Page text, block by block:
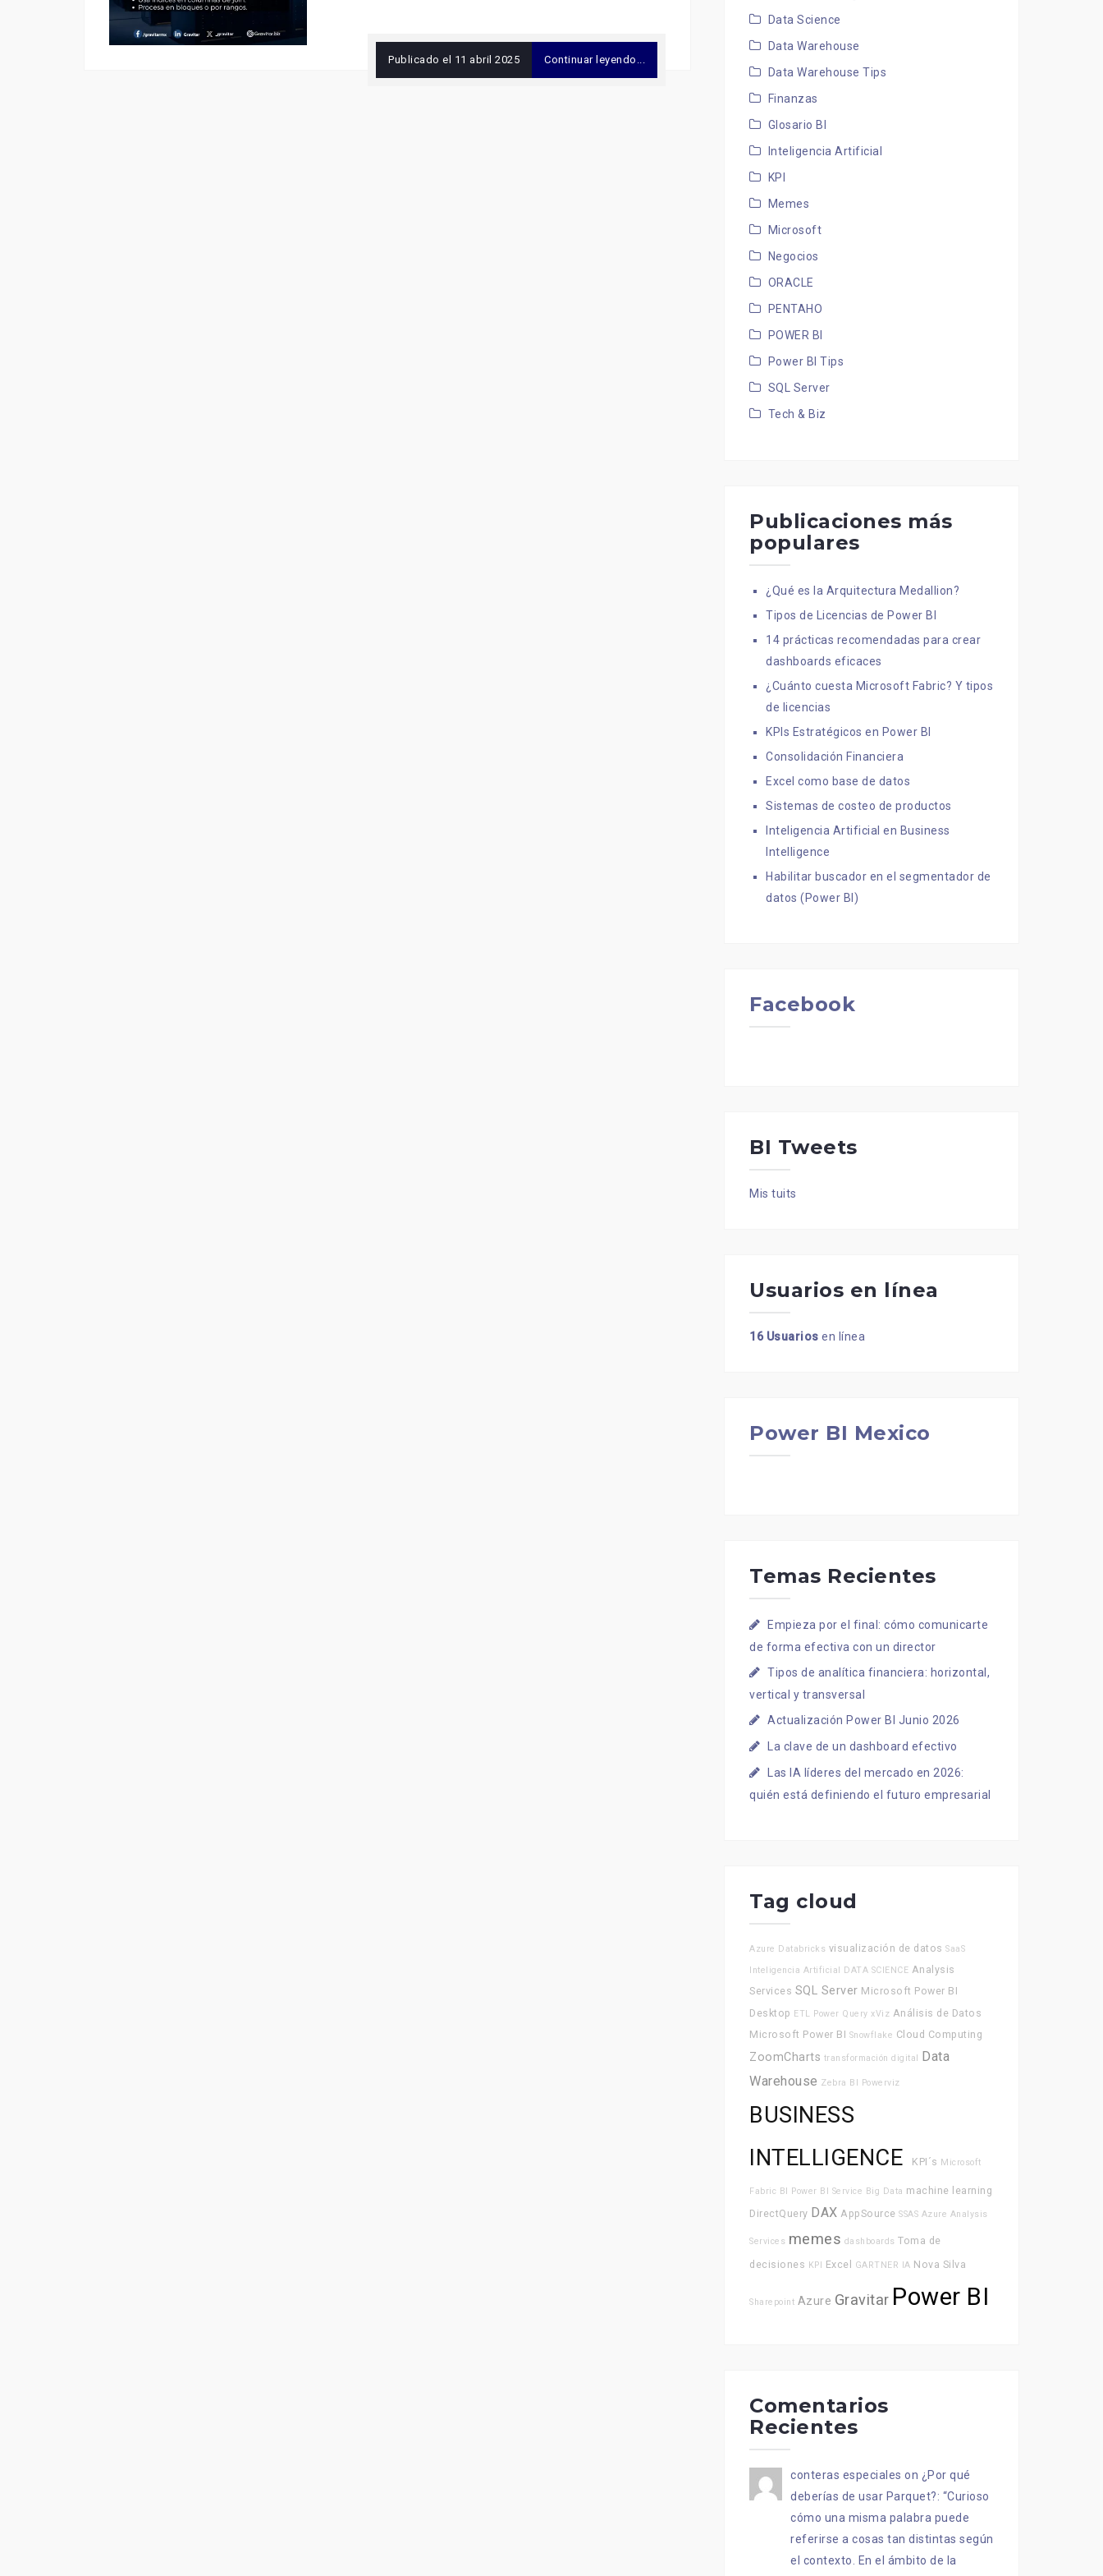
Publicado el 11 abril 2025 Continuar leyendo...
Data Science
Data Warehouse
Data Warehouse Tips
Finanzas
Glosario BI
Inteligencia Artificial
KPI
Memes
Microsoft
Negocios
ORACLE
PENTAHO
POWER BI
Power BI Tips
SQL Server
Tech & Biz
Publicaciones más
populares
¿Qué es la Arquitectura Medallion?
Tipos de Licencias de Power BI
14 prácticas recomendadas para crear
dashboards eficaces
¿Cuánto cuesta Microsoft Fabric? Y tipos
de licencias
KPIs Estratégicos en Power BI
Consolidación Financiera
Excel como base de datos
Sistemas de costeo de productos
Inteligencia Artificial en Business
Intelligence
Habilitar buscador en el segmentador de
datos (Power BI)
Facebook
BI Tweets
Mis tuits
Usuarios en línea
16 Usuarios en línea
Power BI Mexico
Temas Recientes
Empieza por el final: cómo comunicarte
de forma efectiva con un director
Tipos de analítica financiera: horizontal,
vertical y transversal
Actualización Power BI Junio 2026
La clave de un dashboard efectivo
Las IA líderes del mercado en 2026:
quién está definiendo el futuro empresarial
Tag cloud
Azure Databricks visualización de datos SaaS
Inteligencia Artificial DATA SCIENCE Analysis
Services SQL Server Microsoft Power BI
Desktop ETL Power Query xViz Análisis de Datos
Microsoft Power BI Snowflake Cloud Computing
ZoomCharts transformación digital Data
Warehouse Zebra BI Powerviz
BUSINESS
INTELLIGENCE
KPI´s Microsoft
Fabric BI Power BI Service Big Data machine learning
DirectQuery DAX AppSource SSAS Azure Analysis
Services memes dashboards Toma de
decisiones KPI Excel GARTNER IA Nova Silva
Sharepoint Azure Gravitar Power BI
Comentarios
Recientes
conteras especiales on ¿Por qué
deberías de usar Parquet?: “Curioso
cómo una misma palabra puede
referirse a cosas tan distintas según
el contexto. En el ámbito de la